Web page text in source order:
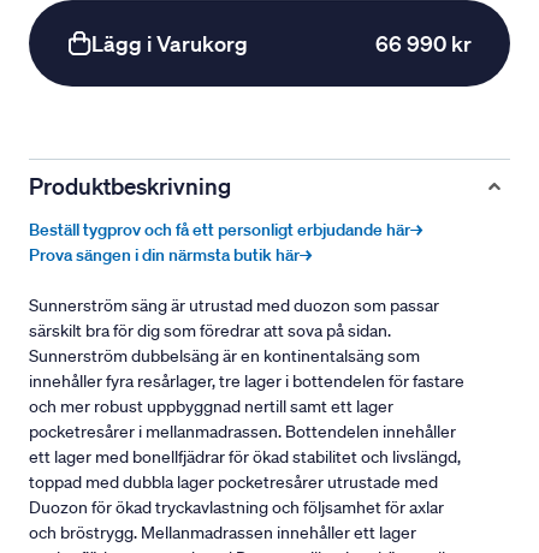
Lägg i Varukorg 66 990 kr
Produktbeskrivning
Beställ tygprov och få ett personligt erbjudande här→
Prova sängen i din närmsta butik här→
Sunnerström säng är utrustad med duozon som passar
särskilt bra för dig som föredrar att sova på sidan.
Sunnerström dubbelsäng är en kontinentalsäng som
innehåller fyra resårlager, tre lager i bottendelen för fastare
och mer robust uppbyggnad nertill samt ett lager
pocketresårer i mellanmadrassen. Bottendelen innehåller
ett lager med bonellfjädrar för ökad stabilitet och livslängd,
toppad med dubbla lager pocketresårer utrustade med
Duozon för ökad tryckavlastning och följsamhet för axlar
och bröstrygg. Mellanmadrassen innehåller ett lager